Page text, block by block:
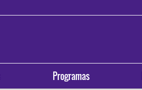
Programas